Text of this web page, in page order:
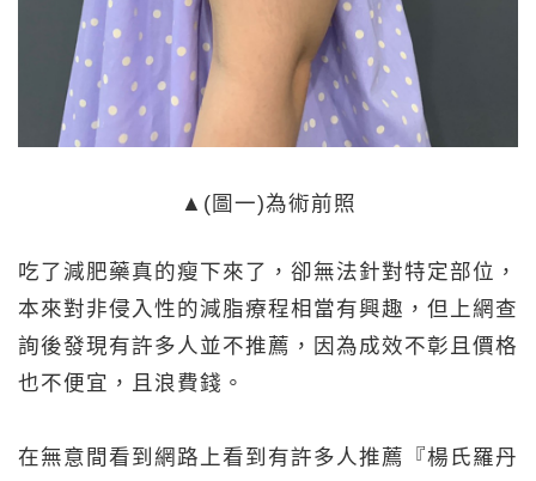
▲(圖一)為術前照
吃了減肥藥真的瘦下來了，卻無法針對特定部位，
本來對非侵入性的減脂療程相當有興趣，但上網查
詢後發現有許多人並不推薦，因為成效不彰且價格
也不便宜，且浪費錢。
在無意間看到網路上看到有許多人推薦『楊氏羅丹